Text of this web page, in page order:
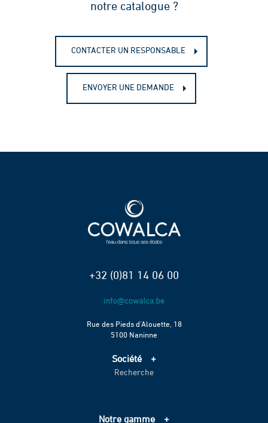
notre catalogue ?
CONTACTER UN RESPONSABLE
ENVOYER UNE DEMANDE
+32 (0)81 14 06 00
Rue des Pieds d’Alouette, 18
5100 Naninne
Société
Accueil
Échelle de performance CO2
Recherche
Notre gamme